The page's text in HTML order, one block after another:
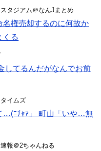
タジアム＠なんJまとめ
名権売却するのに何故か
くる
してるんだがなんでお前
イムズ
…(ﾆﾁｬｧ」 町山「いや…無
報＠2ちゃんねる